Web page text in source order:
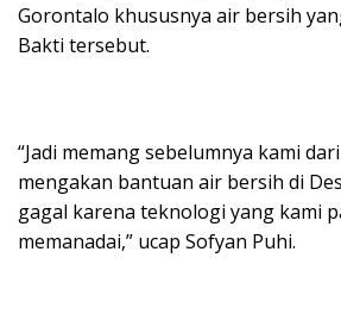
Gorontalo khususnya air bersih
Bakti tersebut.
“Jadi memang sebelumnya kami
mengakan bantuan air bersih di
gagal karena teknologi yang kami
memanadai,” ucap Sofyan Puhi.